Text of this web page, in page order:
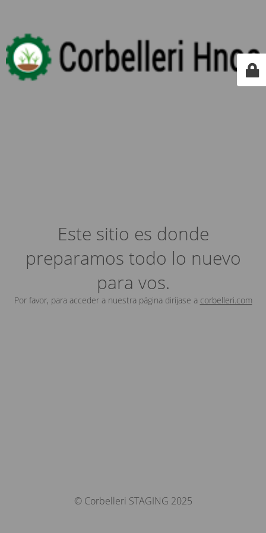
Este sitio es donde
preparamos todo lo nuevo
para vos.
Por favor, para acceder a nuestra página diríjase a corbelleri.com
© Corbelleri STAGING 2025